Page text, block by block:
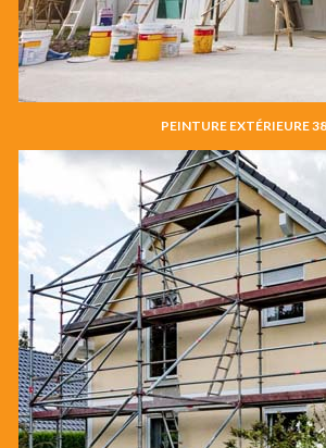
PEINTURE EXTÉRIEURE 38